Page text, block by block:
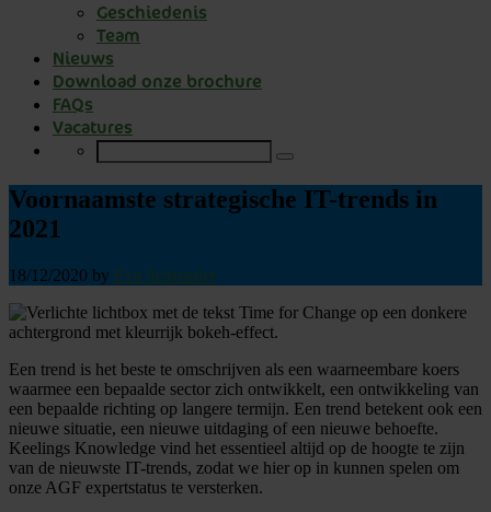
Geschiedenis
Team
Nieuws
Download onze brochure
FAQs
Vacatures
Voornaamste strategische IT-trends in
2021
18/12/2020 by Eva Schroeder
Een trend is het beste te omschrijven als een waarneembare koers
waarmee een bepaalde sector zich ontwikkelt, een ontwikkeling van
een bepaalde richting op langere termijn. Een trend betekent ook een
nieuwe situatie, een nieuwe uitdaging of een nieuwe behoefte.
Keelings Knowledge vind het essentieel altijd op de hoogte te zijn
van de nieuwste IT-trends, zodat we hier op in kunnen spelen om
onze AGF expertstatus te versterken.